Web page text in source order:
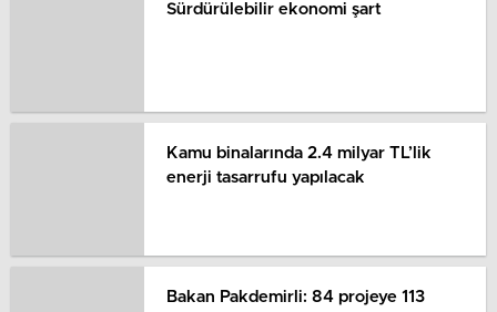
Sürdürülebilir ekonomi şart
Kamu binalarında 2.4 milyar TL’lik
enerji tasarrufu yapılacak
Bakan Pakdemirli: 84 projeye 113